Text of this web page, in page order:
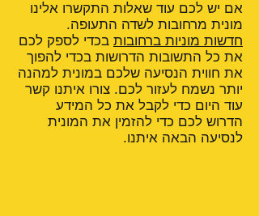
אם יש לכם עוד שאלות התקשרו אלינו
מונית מרחובות לשדה התעופה.
חדשות מוניות ברחובות בכדי לספק לכם
את כל התשובות הדרושות בכדי להפוך
את חווית הנסיעה שלכם במונית למהנה
יותר נשמח לעזור לכם. צורו איתנו קשר
עוד היום כדי לקבל את כל המידע
הדרוש לכם כדי להזמין את המונית
לנסיעה הבאה איתנו.